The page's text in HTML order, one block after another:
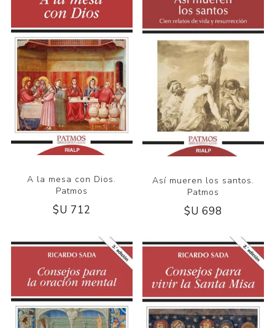
A la mesa con Dios.
Patmos
$U 712
Así mueren los santos.
Patmos
$U 698